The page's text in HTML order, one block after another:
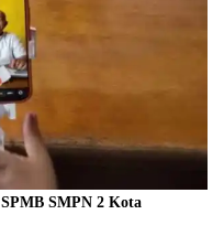
SMPN 2 Kota